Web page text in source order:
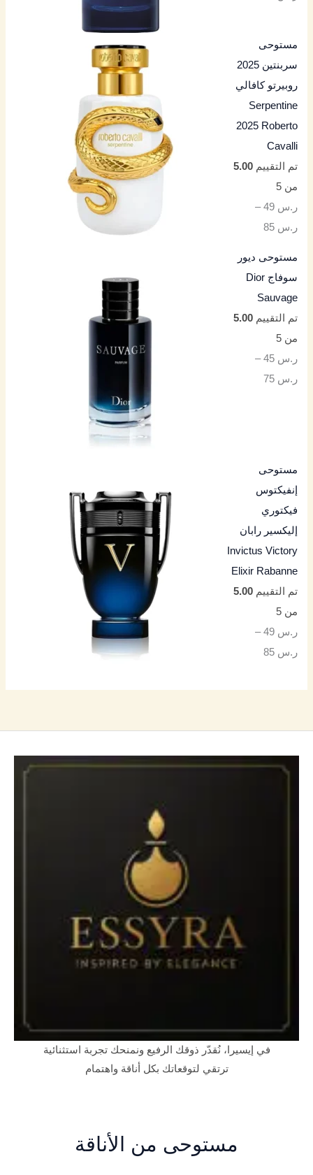
مستوحى
سربنتين 2025
روبيرتو كافالي
Serpentine
2025 Roberto
Cavalli
تم التقييم5.00
من 5
ر.س 49
–
ر.س 85
مستوحى ديور
سوفاج Dior
Sauvage
تم التقييم5.00
من 5
ر.س 45
–
ر.س 75
مستوحى
إنفيكتوس
فيكتوري
إليكسير رابان
Invictus Victory
Elixir Rabanne
تم التقييم5.00
من 5
ر.س 49
–
ر.س 85
في إيسيرا، نُقدّر ذوقك الرفيع ونمنحك تجربة استثنائية
ترتقي لتوقعاتك بكل أناقة واهتمام
مستوحى من الأناقة